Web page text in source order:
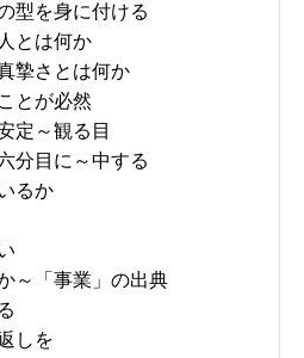
型を身に付ける
とは何か
摯さとは何か
とが必然
定～観る目
分目に～中する
るか
～「事業」の出典
しを